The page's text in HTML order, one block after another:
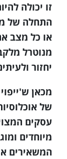
זו יכולה
התחלה של
או כל מצב
מנוטרל
יחזור
מכאן
של
עסקים
מיוחדים
המשאירים